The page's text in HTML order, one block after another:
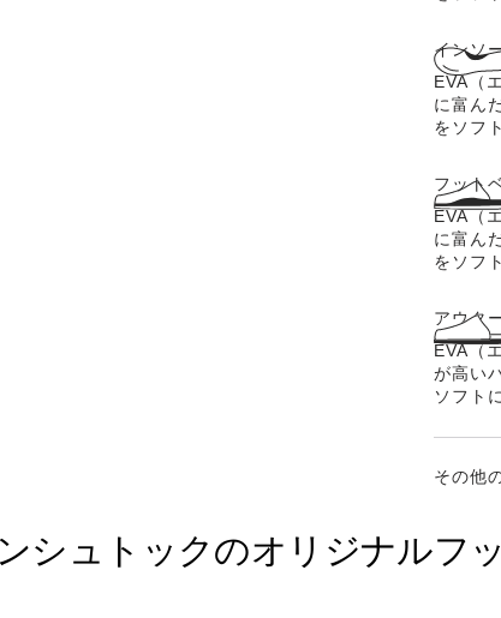
インソ
EVA（
に富ん
をソフ
フット
EVA（
に富ん
をソフ
アウタ
EVA（
が高い
ソフト
その他
シュトックのオリジナルフ